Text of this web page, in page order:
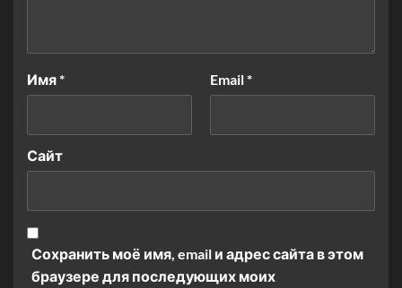
Имя* Email*
Сайт
Сохранить моё имя, email и адрес сайта в этом
браузере для последующих моих